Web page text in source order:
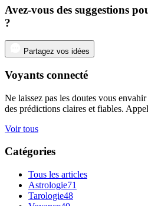
Avez-vous des suggestions
?
Partagez vos idées
Voyants connecté
Ne laissez pas les doutes vous
des prédictions claires et fiables.
Voir tous
Catégories
Tous les articles
Astrologie71
Tarologie48